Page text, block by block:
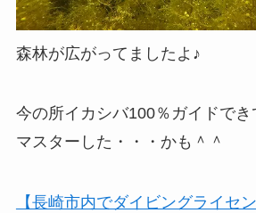
森林が広がってましたよ♪
今の所イカシバ100％ガイドで
マスターした・・・かも＾＾
【長崎市内でダイビングライセン